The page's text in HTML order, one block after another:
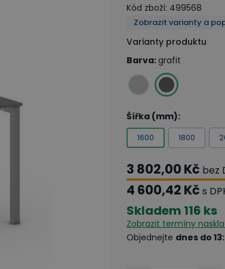
Kód zboží: 499568
Zobrazit varianty a
Varianty produktu
Barva: grafit
Šířka (mm):
1600 1800
3 802,00 Kč bez
4 600,42 Kč s
Skladem 116 ks
Zobrazit termíny
Objednejte dnes do